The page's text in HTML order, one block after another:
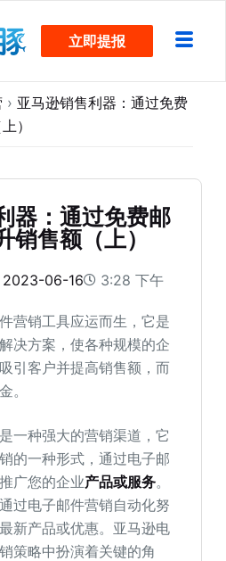
立即提报
› 亚马逊销售利器：通过免费
）
器：通过免费邮
销售额（上）
2023-06-16 3:28 下午
营销工具应运而生，它是
决方案，使各种规模的企
引客户并提高销售额，而
。
一种强大的营销渠道，它
的一种形式，通过电子邮
广您的企业产品或服务。
过电子邮件营销自动化努
新产品或优惠。亚马逊电
策略中扮演着关键的角